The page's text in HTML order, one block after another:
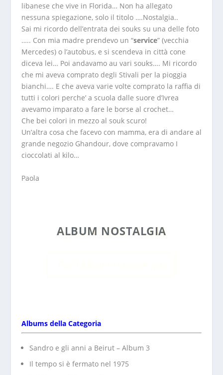
libanese che vive in Florida… Non ha allegato
nessuna spiegazione, solo il titolo ….Nostalgia..
Sai mi ricordo dell’entrata dei souks su una delle foto
….. Con mia madre prendevo un “service” (vecchia
Mercedes) o l’autobus, e si scendeva in città cone
diceva lei… Poi andavamo au vari souks…. Mi ricordo
che mi aveva comprato degli Stivali per la pioggia
bianchi…. E che aveva varie volte comprato la raffia di
tutti i colori perche’ a scuola dalle suore d’Ivrea
avevamo imparato a fare le borse al crochet…
Che bei colori in mezzo al souk scuro!
Un’altra cosa che facevo con mamma, era di andare al
grande negozio Ghandour, dove compravamo I
cioccolati al kilo…
Paola
ALBUM NOSTALGIA
Albums della Categoria
Sandro e gli anni a Beirut – Album 3
Il tempo si è fermato nel 1975